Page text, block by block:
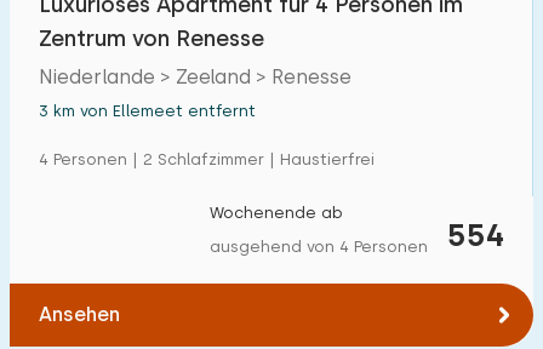
Zentrum von Renesse
Niederlande > Zeeland > Renesse
3 km von Ellemeet entfernt
4 Personen | 2 Schlafzimmer | Haustierfrei
554
Wochenende ab
ausgehend von 4 Personen
Ansehen